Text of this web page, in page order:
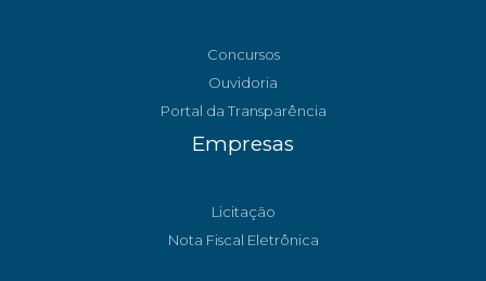
Concursos
Ouvidoria
Portal da Transparência
Empresas
Licitação
Nota Fiscal Eletrônica